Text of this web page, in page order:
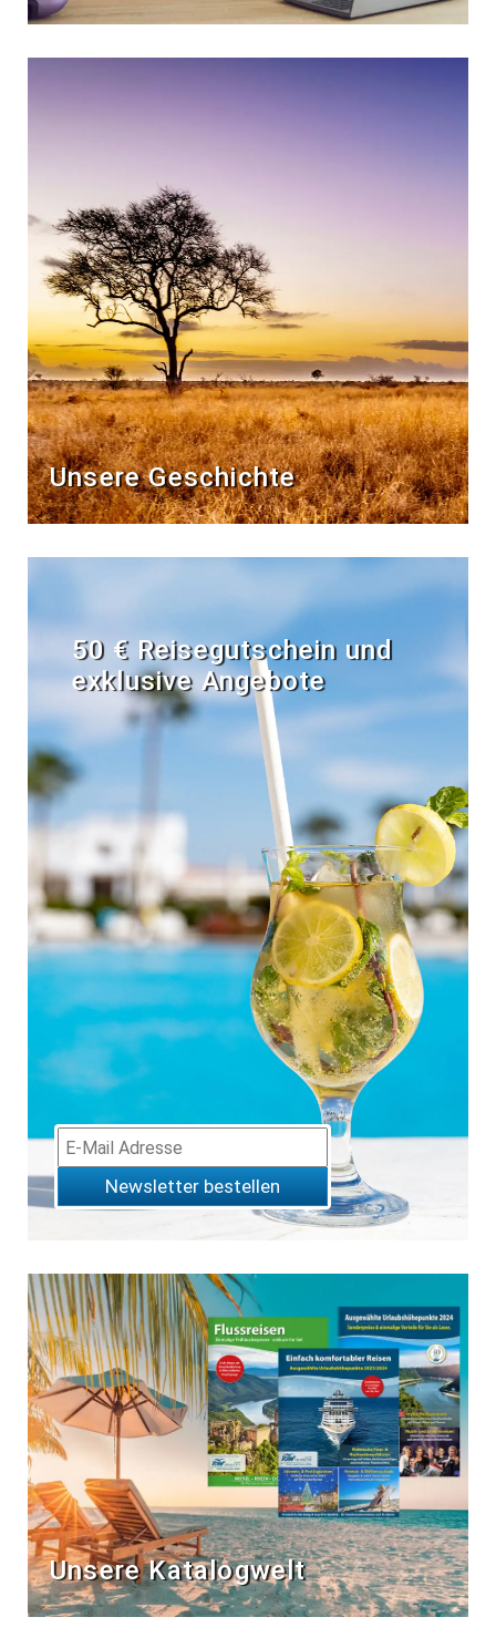
Unsere Geschichte
50 € Reisegutschein und
exklusive Angebote
Newsletter bestellen
Unsere Katalogwelt